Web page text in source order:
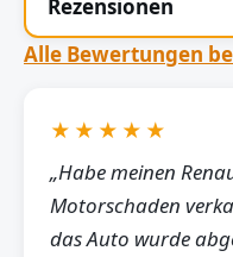
Rezensionen
Alle Bewertungen
★★★★★
„Habe meinen
Motorschaden
das Auto wurde